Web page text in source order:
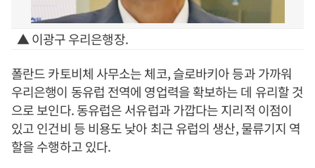
▲ 이광구 우리은행장.
폴란드 카토비체 사무소는 체코, 슬로바키아 등과 가까워
우리은행이 동유럽 전역에 영업력을 확보하는 데 유리할 것
으로 보인다. 동유럽은 서유럽과 가깝다는 지리적 이점이
있고 인건비 등 비용도 낮아 최근 유럽의 생산, 물류기지 역
할을 수행하고 있다.